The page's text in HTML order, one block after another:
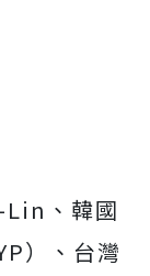
Lin 、 韓國
）、 台灣